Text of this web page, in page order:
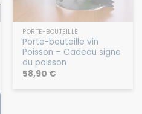
PORTE-BOUTEILLE
Porte-bouteille vin
Poisson – Cadeau signe
du poisson
58,90 €